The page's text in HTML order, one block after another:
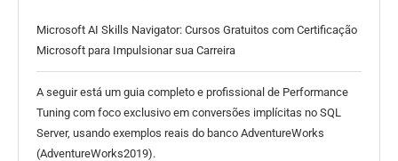
Microsoft AI Skills Navigator: Cursos Gratuitos com Certificação
Microsoft para Impulsionar sua Carreira
A seguir está um guia completo e profissional de Performance
Tuning com foco exclusivo em conversões implícitas no SQL
Server, usando exemplos reais do banco AdventureWorks
(AdventureWorks2019).